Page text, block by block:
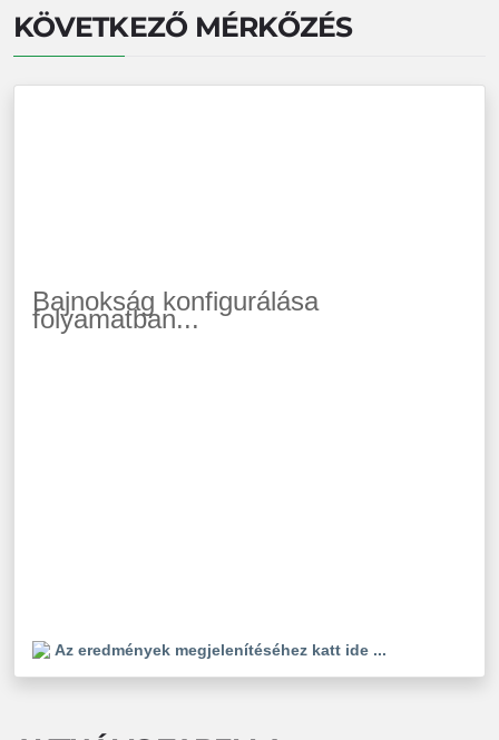
KÖVETKEZŐ MÉRKŐZÉS
Bajnokság konfigurálása
folyamatban...
Az eredmények megjelenítéséhez katt ide ...